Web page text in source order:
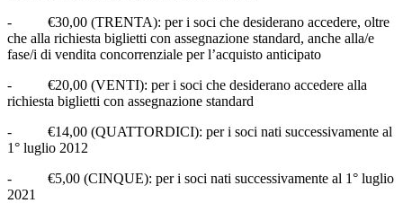
-
€30,00 (TRENTA): per i soci che desiderano accedere, oltre
che alla richiesta biglietti con assegnazione standard, anche alla/e
fase/i di vendita concorrenziale per l’acquisto anticipato
-
€20,00 (VENTI): per i soci che desiderano accedere alla
richiesta biglietti con assegnazione standard
-
€14,00 (QUATTORDICI): per i soci nati successivamente al
1° luglio 2012
-
€5,00 (CINQUE): per i soci nati successivamente al 1° luglio
2021